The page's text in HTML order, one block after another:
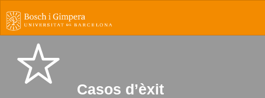
Casos d’èxit